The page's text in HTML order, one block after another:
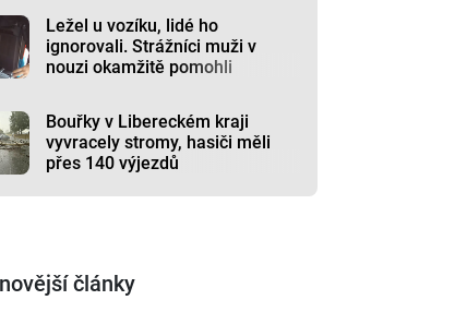
Ležel u vozíku, lidé ho
ignorovali. Strážníci muži v
nouzi okamžitě pomohli
Bouřky v Libereckém kraji
vyvracely stromy, hasiči měli
přes 140 výjezdů
články